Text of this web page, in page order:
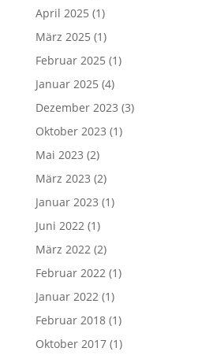
April 2025 (1)
März 2025 (1)
Februar 2025 (1)
Januar 2025 (4)
Dezember 2023 (3)
Oktober 2023 (1)
Mai 2023 (2)
März 2023 (2)
Januar 2023 (1)
Juni 2022(1)
März 2022(2)
Februar 2022(1)
Januar 2022(1)
Februar 2018(1)
Oktober 2017(1)